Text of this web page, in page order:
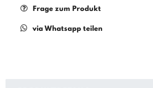
Frage zum Produkt
via Whatsapp teilen